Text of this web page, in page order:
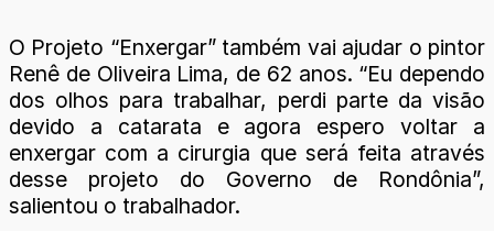
O Projeto “Enxergar” também vai ajudar o pintor
Renê de Oliveira Lima, de 62 anos. “Eu dependo
dos olhos para trabalhar, perdi parte da visão
devido a catarata e agora espero voltar a
enxergar com a cirurgia que será feita através
desse projeto do Governo de Rondônia”,
salientou o trabalhador.